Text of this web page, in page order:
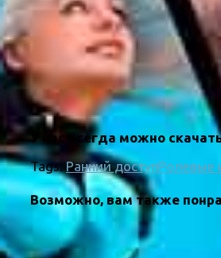
У нас всегда можно
Tags: Ранний доступРолевые
Возможно, вам также